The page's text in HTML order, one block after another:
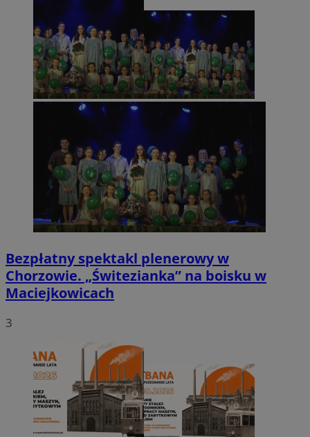
Bezpłatny spektakl plenerowy w
Chorzowie. „Świtezianka” na boisku w
Maciejkowicach
3